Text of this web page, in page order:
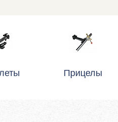
Прицелы